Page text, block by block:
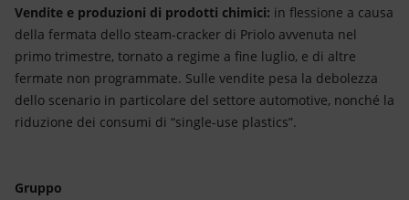
Vendite e produzioni di prodotti chimici: in flessione a causa
della fermata dello steam-cracker di Priolo avvenuta nel
primo trimestre, tornato a regime a fine luglio, e di altre
fermate non programmate. Sulle vendite pesa la debolezza
dello scenario in particolare del settore automotive, nonché la
riduzione dei consumi di “single-use plastics”.
Gruppo